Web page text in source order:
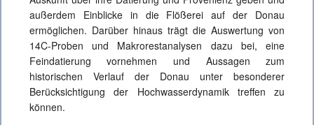
außerdem Einblicke in die Flößerei auf der Donau
ermöglichen. Darüber hinaus trägt die Auswertung von
14C-Proben und Makrorestanalysen dazu bei, eine
Feindatierung vornehmen und Aussagen zum
historischen Verlauf der Donau unter besonderer
Berücksichtigung der Hochwasserdynamik treffen zu
können.